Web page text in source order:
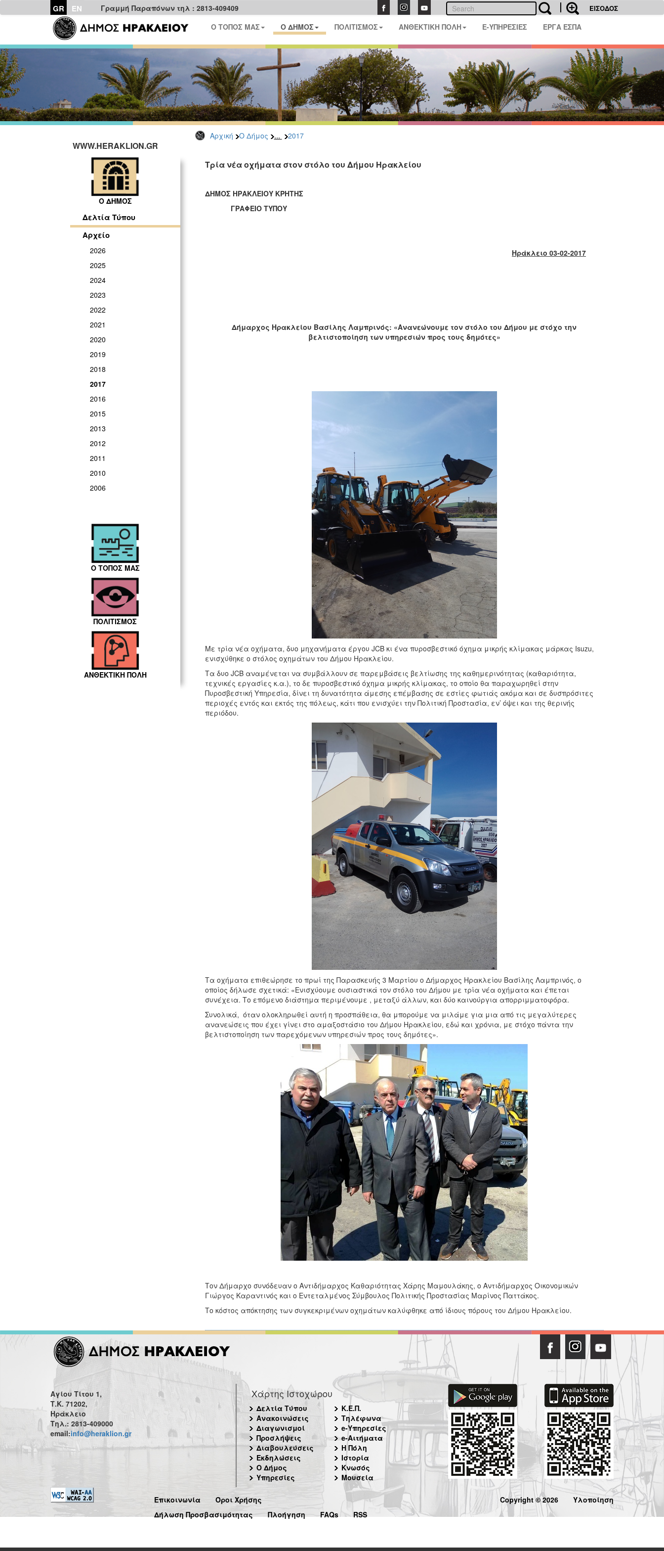
GR EN Γραμμή Παραπόνων τηλ : 2813-409409 ΕΙΣΟΔΟΣ
Ο ΤΟΠΟΣ ΜΑΣ Ο ΔΗΜΟΣ ΠΟΛΙΤΙΣΜΟΣ ΑΝΘΕΚΤΙΚΗ ΠΟΛΗ E-ΥΠΗΡΕΣΙΕΣ ΕΡΓΑ ΕΣΠΑ
Αρχική Ο Δήμος ... 2017
WWW.HERAKLION.GR
Ο ΔΗΜΟΣ
Δελτία Τύπου
Αρχείο
2026
2025
2024
2023
2022
2021
2020
2019
2018
2017
2016
2015
2013
2012
2011
2010
2006
Ο ΤΟΠΟΣ ΜΑΣ
ΠΟΛΙΤΙΣΜΟΣ
ΑΝΘΕΚΤΙΚΗ ΠΟΛΗ
Τρία νέα οχήματα στον στόλο του Δήμου Ηρακλείου
ΔΗΜΟΣ ΗΡΑΚΛΕΙΟΥ ΚΡΗΤΗΣ
ΓΡΑΦΕΙΟ ΤΥΠΟΥ
Ηράκλειο 03-02-2017
Δήμαρχος Ηρακλείου Βασίλης Λαμπρινός: «Ανανεώνουμε τον στόλο του Δήμου με στόχο την
βελτιστοποίηση των υπηρεσιών προς τους δημότες»
Με τρία νέα οχήματα, δυο μηχανήματα έργου JCB κι ένα πυροσβεστικό όχημα μικρής κλίμακας μάρκας Isuzu,
ενισχύθηκε ο στόλος οχημάτων του Δήμου Ηρακλείου.
Τα δυο JCB αναμένεται να συμβάλλουν σε παρεμβάσεις βελτίωσης της καθημερινότητας (καθαριότητα,
τεχνικές εργασίες κ.α.), το δε πυροσβεστικό όχημα μικρής κλίμακας, το οποίο θα παραχωρηθεί στην
Πυροσβεστική Υπηρεσία, δίνει τη δυνατότητα άμεσης επέμβασης σε εστίες φωτιάς ακόμα και σε δυσπρόσιτες
περιοχές εντός και εκτός της πόλεως, κάτι που ενισχύει την Πολιτική Προστασία, εν’ όψει και της θερινής
περιόδου.
Τα οχήματα επιθεώρησε το πρωί της Παρασκευής 3 Μαρτίου ο Δήμαρχος Ηρακλείου Βασίλης Λαμπρινός, ο
οποίος δήλωσε σχετικά: «Ενισχύουμε ουσιαστικά τον στόλο του Δήμου με τρία νέα οχήματα και έπεται
συνέχεια. Το επόμενο διάστημα περιμένουμε , μεταξύ άλλων, και δύο καινούργια απορριμματοφόρα.
Συνολικά, όταν ολοκληρωθεί αυτή η προσπάθεια, θα μπορούμε να μιλάμε για μια από τις μεγαλύτερες
ανανεώσεις που έχει γίνει στο αμαξοστάσιο του Δήμου Ηρακλείου, εδώ και χρόνια, με στόχο πάντα την
βελτιστοποίηση των παρεχόμενων υπηρεσιών προς τους δημότες».
Τον Δήμαρχο συνόδευαν ο Αντιδήμαρχος Καθαριότητας Χάρης Μαμουλάκης, ο Αντιδήμαρχος Οικονομικών
Γιώργος Καραντινός και ο Εντεταλμένος Σύμβουλος Πολιτικής Προστασίας Μαρίνος Παττάκος.
Το κόστος απόκτησης των συγκεκριμένων οχημάτων καλύφθηκε από ίδιους πόρους του Δήμου Ηρακλείου.
Αγίου Τίτου 1,
Τ.Κ. 71202,
Ηράκλειο
Τηλ.: 2813-409000
email:info@heraklion.gr
Χάρτης Ιστοχώρου
Δελτία Τύπου
Ανακοινώσεις
Διαγωνισμοί
Προσλήψεις
Διαβουλεύσεις
Εκδηλώσεις
Ο Δήμος
Υπηρεσίες
Κ.Ε.Π.
Τηλέφωνα
e-Υπηρεσίες
e-Αιτήματα
Η Πόλη
Ιστορία
Κνωσός
Μουσεία
Επικοινωνία
Όροι Χρήσης
Δήλωση Προσβασιμότητας
Πλοήγηση FAQs RSS
Copyright © 2026 Υλοποίηση